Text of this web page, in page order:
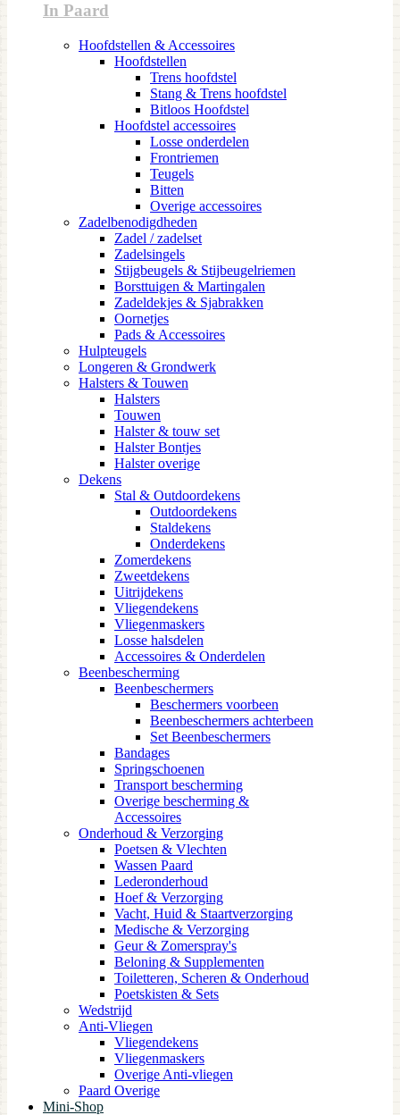
In Paard
Hoofdstellen & Accessoires
Hoofdstellen
Trens hoofdstel
Stang & Trens hoofdstel
Bitloos Hoofdstel
Hoofdstel accessoires
Losse onderdelen
Frontriemen
Teugels
Bitten
Overige accessoires
Zadelbenodigdheden
Zadel / zadelset
Zadelsingels
Stijgbeugels & Stijbeugelriemen
Borsttuigen & Martingalen
Zadeldekjes & Sjabrakken
Oornetjes
Pads & Accessoires
Hulpteugels
Longeren & Grondwerk
Halsters & Touwen
Halsters
Touwen
Halster & touw set
Halster Bontjes
Halster overige
Dekens
Stal & Outdoordekens
Outdoordekens
Staldekens
Onderdekens
Zomerdekens
Zweetdekens
Uitrijdekens
Vliegendekens
Vliegenmaskers
Losse halsdelen
Accessoires & Onderdelen
Beenbescherming
Beenbeschermers
Beschermers voorbeen
Beenbeschermers achterbeen
Set Beenbeschermers
Bandages
Springschoenen
Transport bescherming
Overige bescherming &
Accessoires
Onderhoud & Verzorging
Poetsen & Vlechten
Wassen Paard
Lederonderhoud
Hoef & Verzorging
Vacht, Huid & Staartverzorging
Medische & Verzorging
Geur & Zomerspray's
Beloning & Supplementen
Toiletteren, Scheren & Onderhoud
Poetskisten & Sets
Wedstrijd
Anti-Vliegen
Vliegendekens
Vliegenmaskers
Overige Anti-vliegen
Paard Overige
Mini-Shop